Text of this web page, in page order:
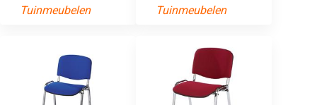
Tuinmeubelen
Tuinmeubelen